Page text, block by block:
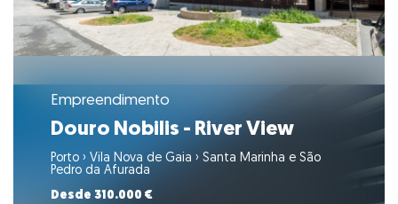
Empreendimento
Douro Nobilis - River View
Porto › Vila Nova de Gaia › Santa Marinha e São
Pedro da Afurada
Desde 310.000 €